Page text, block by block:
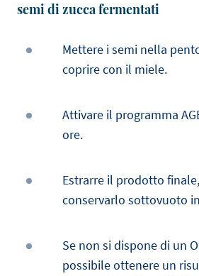
semi di zucca fermentati
Mettere i semi nella
coprire con il miele.
Attivare il programma
ore.
Estrarre il prodotto
conservarlo sottovuoto
Se non si dispone di un
possibile ottenere un